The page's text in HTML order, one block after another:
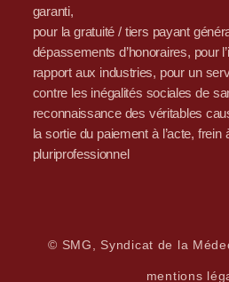
garanti,
pour la gratuité / tiers payant
dépassements d’honoraires, pour
rapport aux industries, pour un
contre les inégalités sociales de
reconnaissance des véritables
la sortie du paiement à l’acte,
pluriprofessionnel
© SMG, Syndicat de la
mentions